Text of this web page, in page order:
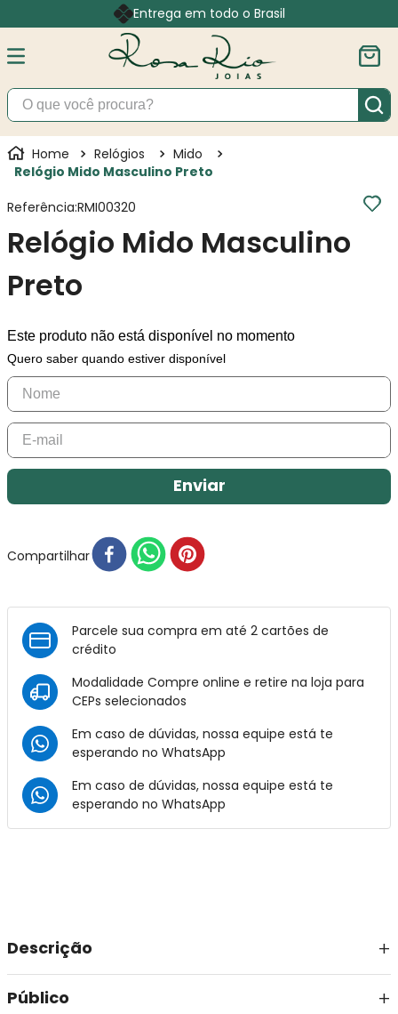
Entrega em todo o Brasil
O que você procura?
Relógios
Mido
Relógio Mido Masculino Preto
Referência:RMI00320
Relógio Mido Masculino
Preto
Este produto não está disponível no momento
Quero saber quando estiver disponível
Enviar
Compartilhar
Parcele sua compra em até 2 cartões de
crédito
Modalidade Compre online e retire na loja para
CEPs selecionados
Em caso de dúvidas, nossa equipe está te
esperando no WhatsApp
Em caso de dúvidas, nossa equipe está te
esperando no WhatsApp
Descrição
Público